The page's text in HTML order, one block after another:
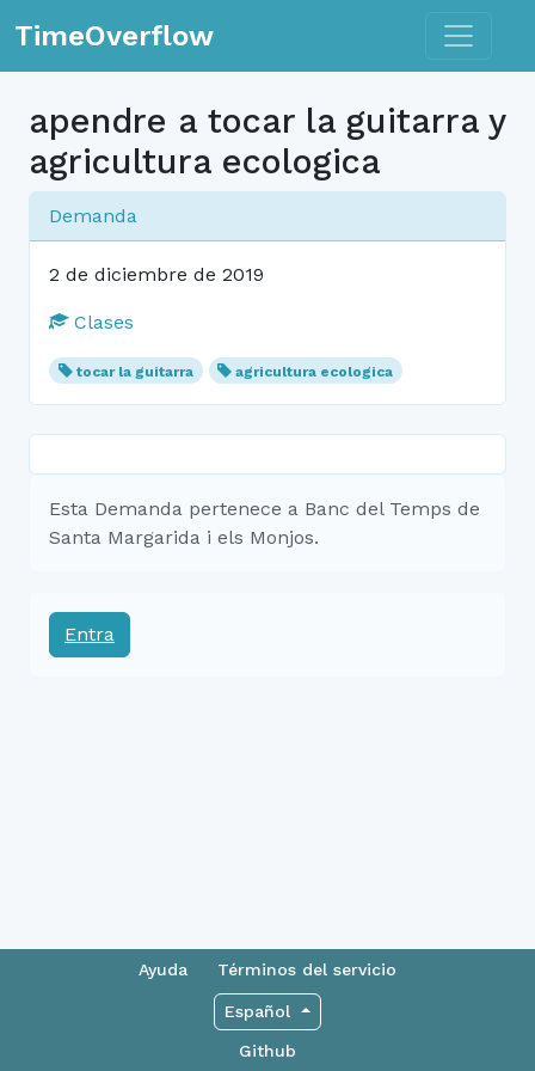
TimeOverflow Toggle
apendre a tocar la guitarra y
agricultura ecologica
Demanda
2 de diciembre de 2019
Clases
tocar la guitarra agricultura ecologica
Esta Demanda pertenece a Banc del Temps de
Santa Margarida i els Monjos.
Entra
Ayuda Términos del servicio
Español
Github